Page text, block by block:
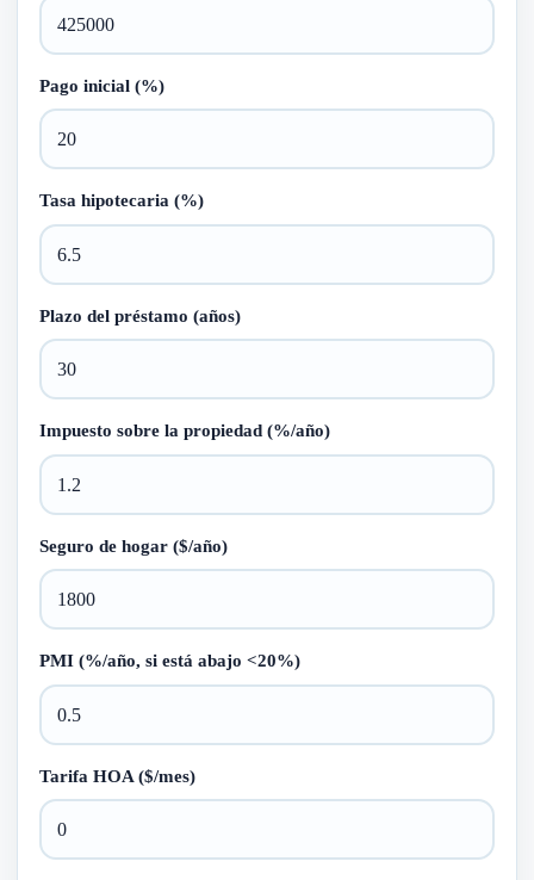
Pago inicial (%)
Tasa hipotecaria (%)
Plazo del préstamo (años)
Impuesto sobre la propiedad (%/año)
Seguro de hogar ($/año)
PMI (%/año, si está abajo <20%)
Tarifa HOA ($/mes)